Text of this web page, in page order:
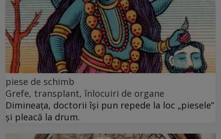
piese de schimb
Grefe, transplant, înlocuiri de organe
Dimineața, doctorii își pun repede la loc „piesele”
și pleacă la drum.